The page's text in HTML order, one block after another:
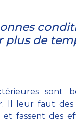
plus de
sont
Il leur faut
fassent des